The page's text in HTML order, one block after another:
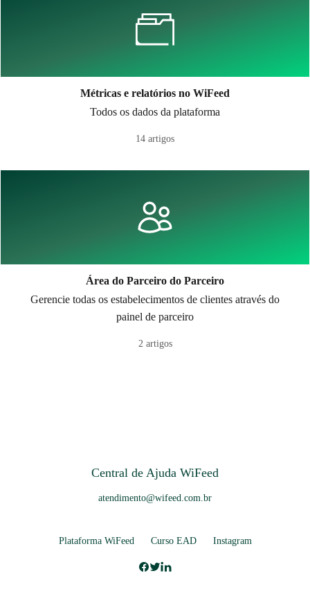
Métricas e relatórios no WiFeed
Todos os dados da plataforma
14 artigos
Área do Parceiro do Parceiro
Gerencie todas os estabelecimentos de clientes através do
painel de parceiro
2 artigos
Central de Ajuda WiFeed
atendimento@wifeed.com.br
Plataforma WiFeed Curso EAD Instagram